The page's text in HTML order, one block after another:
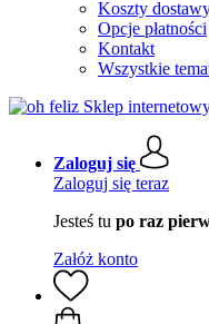
Koszty
Opcje płatności
Kontakt
Wszystkie
Zaloguj się
Zaloguj się teraz
Jesteś tu po raz
Załóż konto